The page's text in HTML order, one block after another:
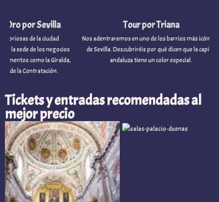
Tour por Triana
Nos adentraremos en uno de los barrios más icónicos
de Sevilla. Descubriréis por qué dicen que la capital
andaluza tiene un color especial.
por Sevilla
de la ciudad
sede de los negocios
como la Giralda,
la Contratación.
Tickets y entradas recomendadas al
mejor precio